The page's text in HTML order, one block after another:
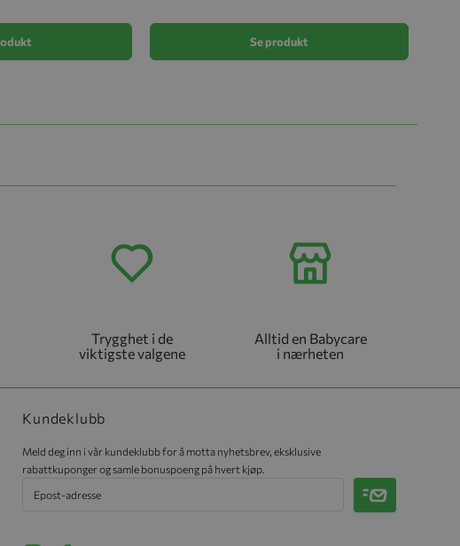
Se produkt
Trygghet i de
viktigste valgene
Alltid en Babycare
i nærheten
Kundeklubb
Meld deg inn i vår kundeklubb for å motta nyhetsbrev, eksklusive
rabattkuponger og samle bonuspoeng på hvert kjøp.
Meld på